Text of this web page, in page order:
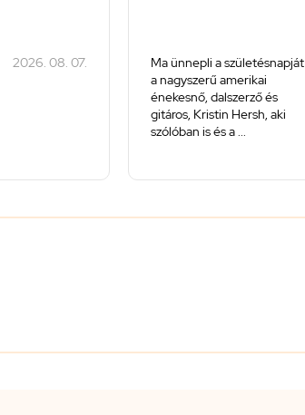
2026. 08. 07.
Ma ünnepli a születésnapját
a nagyszerű amerikai
énekesnő, dalszerző és
gitáros, Kristin Hersh, aki
szólóban is és a ...